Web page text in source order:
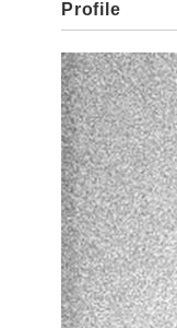
Profile